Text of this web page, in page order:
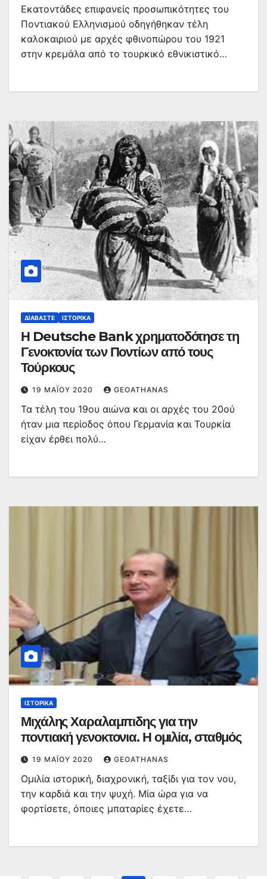
Εκατοντάδες επιφανείς προσωπικότητες του
Ποντιακού Ελληνισμού οδηγήθηκαν τέλη
καλοκαιριού με αρχές φθινοπώρου του 1921
στην κρεμάλα από το τουρκικό εθνικιστικό…
ΔΙΑΒΆΣΤΕ ΙΣΤΟΡΙΚΆ
Η Deutsche Bank χρηματοδότησε τη
Γενοκτονία των Ποντίων από τους
Τούρκους
19 ΜΑΪ́ΟΥ 2020 GEOATHANAS
Τα τέλη του 19ου αιώνα και οι αρχές του 20ού
ήταν μια περίοδος όπου Γερμανία και Τουρκία
είχαν έρθει πολύ…
ΙΣΤΟΡΙΚΆ
Μιχάλης Χαραλαμπιδης για την
ποντιακή γενοκτονια. Η ομιλία, σταθμός
19 ΜΑΪ́ΟΥ 2020 GEOATHANAS
Ομιλία ιστορική, διαχρονική, ταξίδι για τον νου,
την καρδιά και την ψυχή. Μία ώρα για να
φορτίσετε, όποιες μπαταρίες έχετε…